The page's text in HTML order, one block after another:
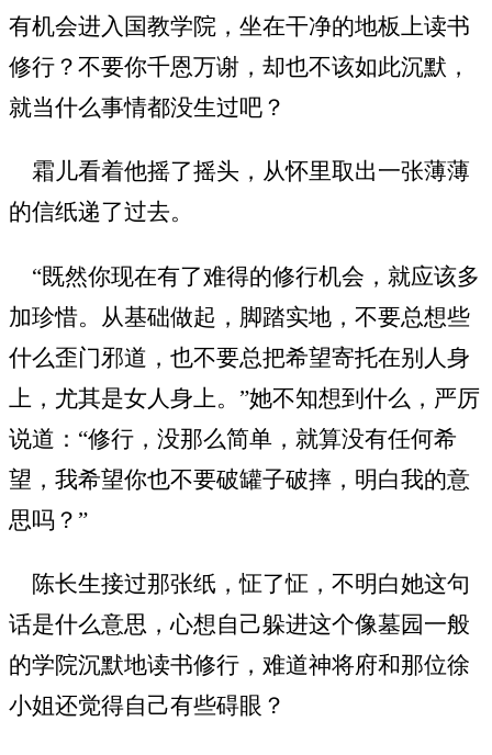
有机会进入国教学院，坐在干净的地板上读书
修行？不要你千恩万谢，却也不该如此沉默，
就当什么事情都没生过吧？
霜儿看着他摇了摇头，从怀里取出一张薄薄
的信纸递了过去。
“既然你现在有了难得的修行机会，就应该多
加珍惜。从基础做起，脚踏实地，不要总想些
什么歪门邪道，也不要总把希望寄托在别人身
上，尤其是女人身上。”她不知想到什么，严厉
说道：“修行，没那么简单，就算没有任何希
望，我希望你也不要破罐子破摔，明白我的意
思吗？”
陈长生接过那张纸，怔了怔，不明白她这句
话是什么意思，心想自己躲进这个像墓园一般
的学院沉默地读书修行，难道神将府和那位徐
小姐还觉得自己有些碍眼？